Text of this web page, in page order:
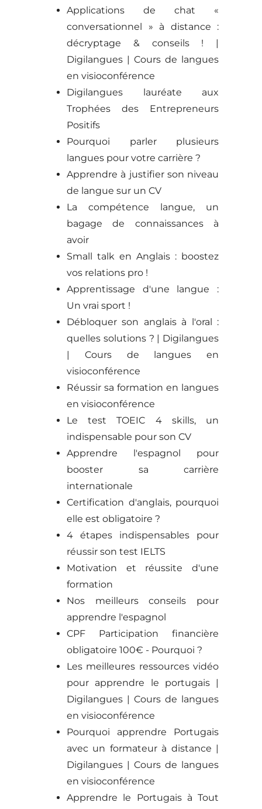
Applications de chat «
conversationnel » à distance :
décryptage & conseils ! |
Digilangues | Cours de langues
en visioconférence
Digilangues lauréate aux
Trophées des Entrepreneurs
Positifs
Pourquoi parler plusieurs
langues pour votre carrière ?
Apprendre à justifier son niveau
de langue sur un CV
La compétence langue, un
bagage de connaissances à
avoir
Small talk en Anglais : boostez
vos relations pro !
Apprentissage d'une langue :
Un vrai sport !
Débloquer son anglais à l'oral :
quelles solutions ? | Digilangues
| Cours de langues en
visioconférence
Réussir sa formation en langues
en visioconférence
Le test TOEIC 4 skills, un
indispensable pour son CV
Apprendre l'espagnol pour
booster sa carrière
internationale
Certification d'anglais, pourquoi
elle est obligatoire ?
4 étapes indispensables pour
réussir son test IELTS
Motivation et réussite d'une
formation
Nos meilleurs conseils pour
apprendre l'espagnol
CPF Participation financière
obligatoire 100€ - Pourquoi ?
Les meilleures ressources vidéo
pour apprendre le portugais |
Digilangues | Cours de langues
en visioconférence
Pourquoi apprendre Portugais
avec un formateur à distance |
Digilangues | Cours de langues
en visioconférence
Apprendre le Portugais à Tout